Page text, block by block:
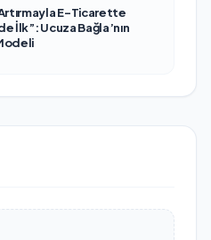
Artırmayla E-Ticarette
İlk”: Ucuza Bağla’nın